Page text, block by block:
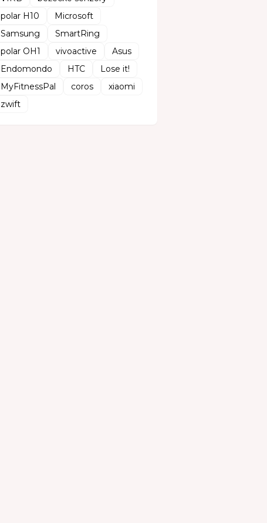
polar H10
Microsoft
Samsung
SmartRing
polar OH1
vivoactive
Asus
Endomondo
HTC
Lose it!
MyFitnessPal
coros
xiaomi
zwift